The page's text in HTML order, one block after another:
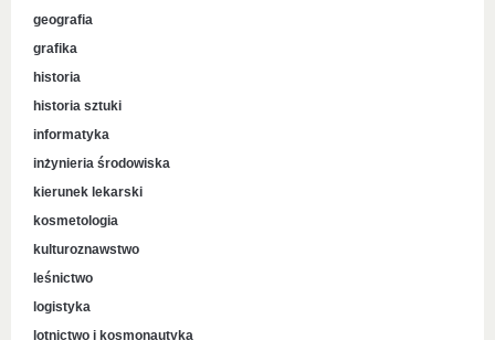
geografia
grafika
historia
historia sztuki
informatyka
inżynieria środowiska
kierunek lekarski
kosmetologia
kulturoznawstwo
leśnictwo
logistyka
lotnictwo i kosmonautyka